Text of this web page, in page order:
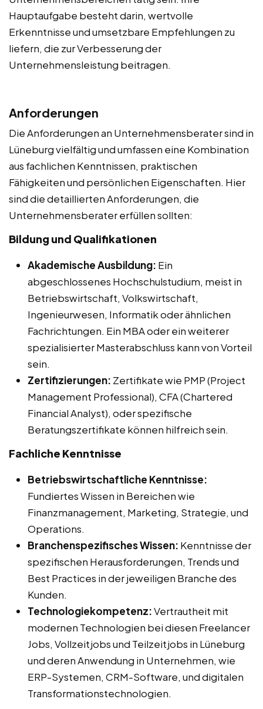
Hauptaufgabe besteht darin, wertvolle
Erkenntnisse und umsetzbare Empfehlungen zu
liefern, die zur Verbesserung der
Unternehmensleistung beitragen.
Anforderungen
Die Anforderungen an Unternehmensberater sind in
Lüneburg vielfältig und umfassen eine Kombination
aus fachlichen Kenntnissen, praktischen
Fähigkeiten und persönlichen Eigenschaften. Hier
sind die detaillierten Anforderungen, die
Unternehmensberater erfüllen sollten:
Bildung und Qualifikationen
Akademische Ausbildung: Ein
abgeschlossenes Hochschulstudium, meist in
Betriebswirtschaft, Volkswirtschaft,
Ingenieurwesen, Informatik oder ähnlichen
Fachrichtungen. Ein MBA oder ein weiterer
spezialisierter Masterabschluss kann von Vorteil
sein.
Zertifizierungen: Zertifikate wie PMP (Project
Management Professional), CFA (Chartered
Financial Analyst), oder spezifische
Beratungszertifikate können hilfreich sein.
Fachliche Kenntnisse
Betriebswirtschaftliche Kenntnisse:
Fundiertes Wissen in Bereichen wie
Finanzmanagement, Marketing, Strategie, und
Operations.
Branchenspezifisches Wissen: Kenntnisse der
spezifischen Herausforderungen, Trends und
Best Practices in der jeweiligen Branche des
Kunden.
Technologiekompetenz:Vertrautheit mit
modernen Technologien bei diesen Freelancer
Jobs, Vollzeitjobs und Teilzeitjobs in Lüneburg
und deren Anwendung in Unternehmen, wie
ERP-Systemen, CRM-Software, und digitalen
Transformationstechnologien.